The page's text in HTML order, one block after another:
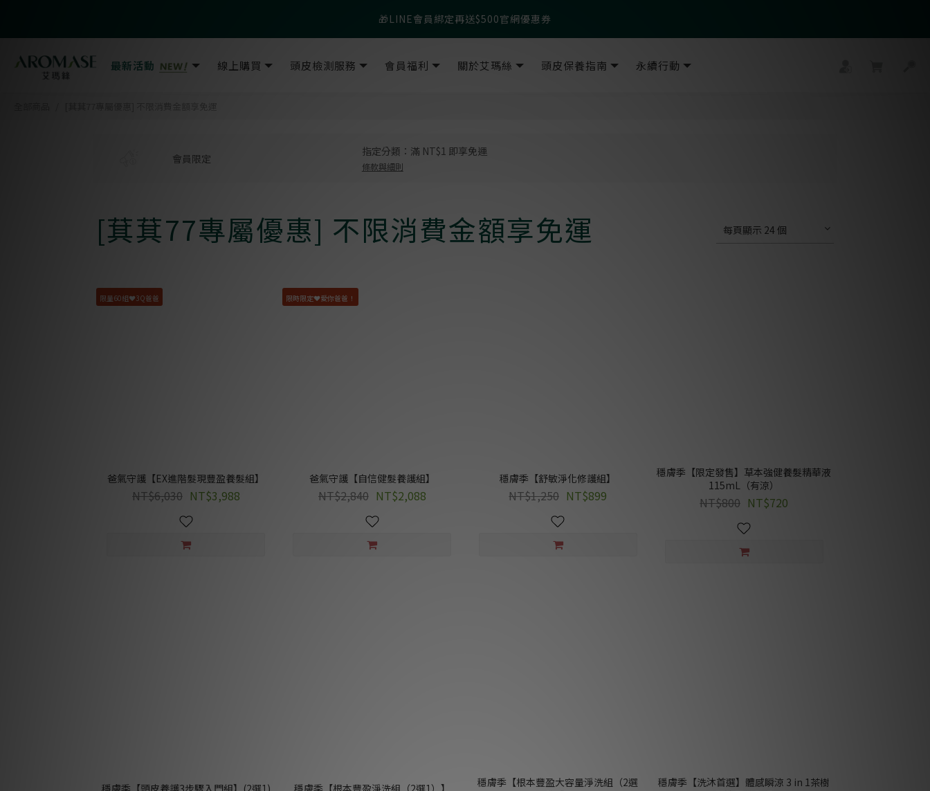
父親節爸氣寵愛👔暖心組合限時優惠◤前往選購❤️◢
🎁LINE會員綁定再送$500官網優惠券
最新活動 線上購買 頭皮檢測服務 會員福利 關於艾瑪絲 頭皮保養指南 永續行動
會員限定
指定分類：滿 NT$1 即享免運
條款與細則
[萁萁77專屬優惠] 不限消費金額享免運 每頁顯示 24 個
限量60組❤️3Q爸爸
爸氣守護【EX進階髮現豐盈養髮組】
NT$3,988
NT$6,030
限時限定❤️愛你爸爸！
爸氣守護【自信健髮養護組】
NT$2,088
NT$2,840
穩膚季【舒敏淨化修護組】
NT$899
NT$1,250
穩膚季【限定發售】草本強健養髮精華液
115mL（有涼）
NT$720
NT$800
穩膚季【根本豐盈大容量淨洗組（2選
穩膚季【洗沐首選】體感瞬涼 3 in 1茶樹